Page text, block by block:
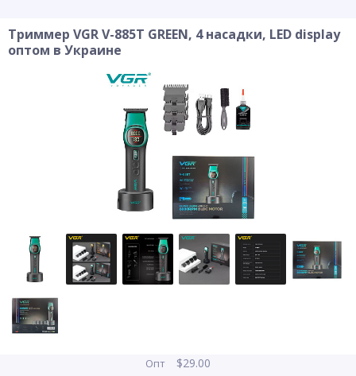
Триммер VGR V-885T GREEN, 4 насадки, LED display
оптом в Украине
Опт $29.00